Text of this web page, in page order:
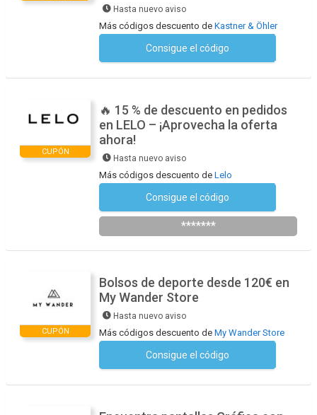
Hasta nuevo aviso
Más códigos descuento de Kastner & Öhler
Consigue el código
CUPÓN
🔥 15 % de descuento en pedidos
en LELO – ¡Aprovecha la oferta
ahora!
Hasta nuevo aviso
Más códigos descuento de Lelo
Consigue el código
*******
CUPÓN
Bolsos de deporte desde 120€ en
My Wander Store
Hasta nuevo aviso
Más códigos descuento de My Wander Store
Consigue el código